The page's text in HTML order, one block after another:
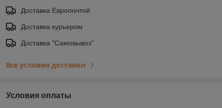
Доставка Европочтой
Доставка курьером
Доставка "Самовывоз"
Все условия доставки
Условия оплаты